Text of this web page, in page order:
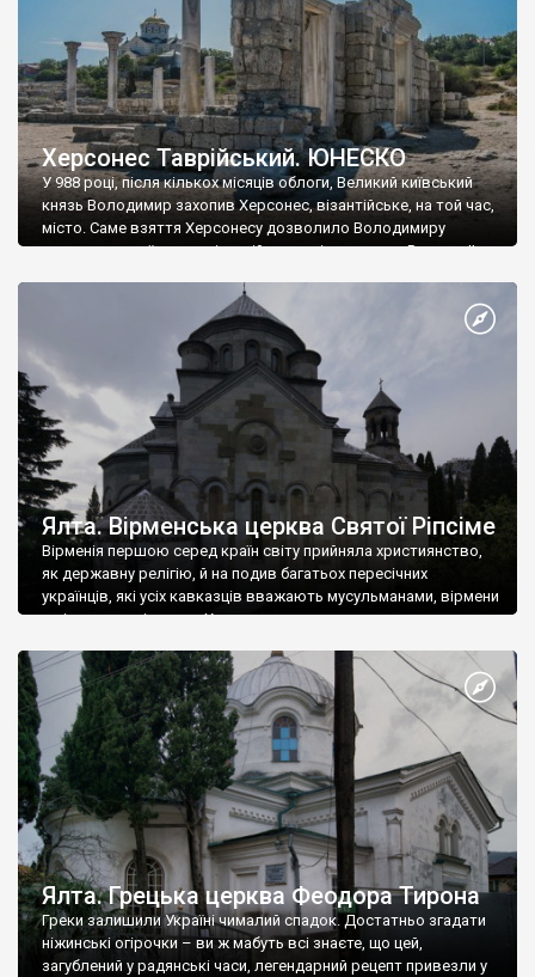
Херсонес Таврійський. ЮНЕСКО
У 988 році, після кількох місяців облоги, Великий київський
князь Володимир захопив Херсонес, візантійське, на той час,
місто. Саме взяття Херсонесу дозволило Володимиру
диктувати свої умови візантійському імператору Василю ІІ, та
Херсонесі Володимир-язичник, став Василем-християнином.
А потім було Хрещення Русі. На честь Херсонесу Таврійського
Ялта. Вірменська церква Святої Ріпсіме
Вірменія першою серед країн світу прийняла християнство,
як державну релігію, й на подив багатьох пересічних
українців, які усіх кавказців вважають мусульманами, вірмени
є відданими вірянами Христа
Ялта. Грецька церква Феодора Тирона
Греки залишили Україні чималий спадок. Достатньо згадати
ніжинські огірочки – ви ж мабуть всі знаєте, що цей,
загублений у радянські часи, легендарний рецепт привезли у